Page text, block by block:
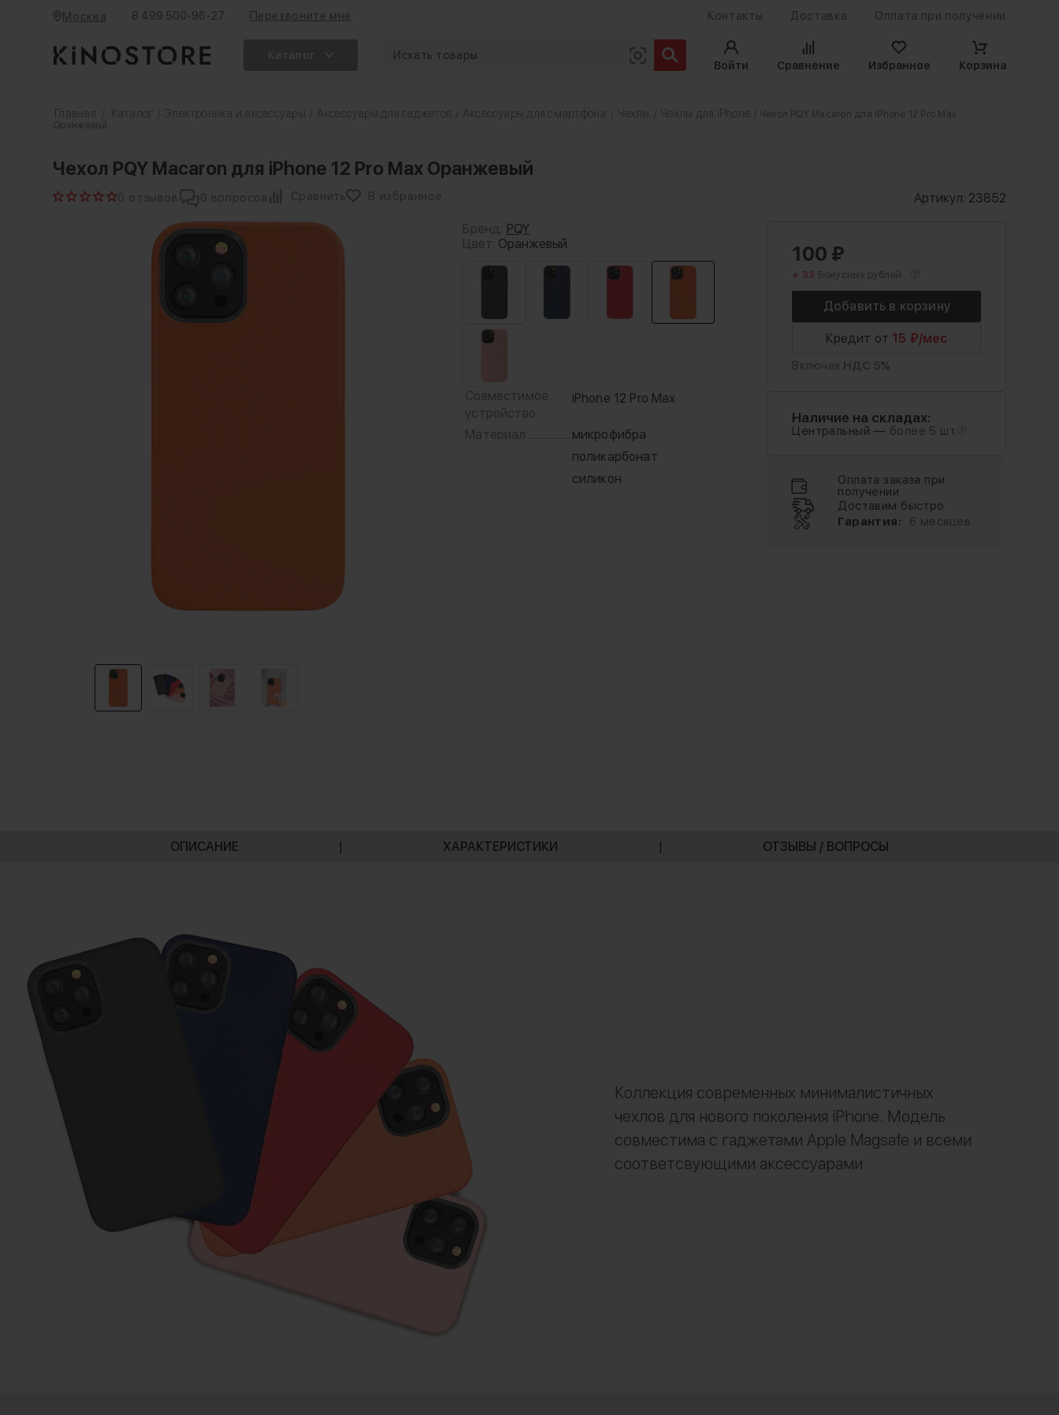
Москва 8 499 500-96-27 Перезвоните мне Контакты Доставка Оплата при получении
Войти
Сравнение Избранное Корзина
Главная Каталог Электроника и аксессуары Аксессуары для гаджетов Аксессуары для смартфона Чехлы Чехлы для iPhone
/ Чехол PQY Macaron для iPhone 12 Pro Max
Оранжевый
Чехол PQY Macaron для iPhone 12 Pro Max Оранжевый
0 отзывов 0 вопросов Сравнить В избранное Артикул: 23852
Бренд: PQY
Цвет: Оранжевый
Совместимое
устройство
iPhone 12 Pro Max
Материал
микрофибра
поликарбонат
силикон
100 ₽
+ 33 Бонусных рублей
Кредит от 15 ₽/мес
Включая НДС 5%
Наличие на складах:
Центральный — более 5 шт.
Оплата заказа при
получении
Доставим быстро
Гарантия:
6 месяцев
ОПИСАНИЕ | ХАРАКТЕРИСТИКИ | ОТЗЫВЫ / ВОПРОСЫ
Коллекция современных минималистичных
чехлов для нового поколения iPhone. Модель
совместима с гаджетами Apple Magsafe и всеми
соответсвующими аксессуарами